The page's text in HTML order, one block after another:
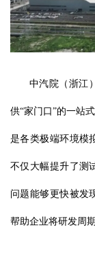
中汽院（浙江
供“家门口”的一站
是各类极端环境模
不仅大幅提升了测
问题能够更快被发
帮助企业将研发周